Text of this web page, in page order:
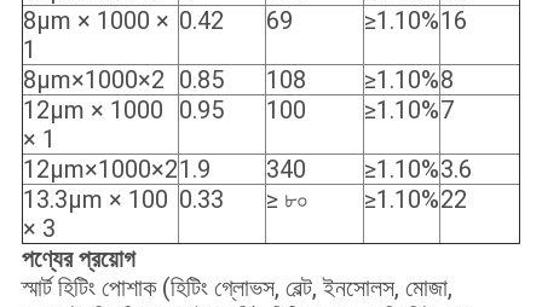
8μm × 1000 ×
1
0.42 69 ≥1.10%16
8μm×1000×2 0.85 108 ≥1.10%8
12μm × 1000
× 1
0.95 100 ≥1.10%7
12μm×1000×21.9 340 ≥1.10%3.6
13.3μm × 100
× 3
0.33 ≥ ৮০ ≥1.10%22
পণ্যের প্রয়োগ
স্মার্ট হিটিং পোশাক (হিটিং গ্লোভস, বেল্ট, ইনসোলস, মোজা,